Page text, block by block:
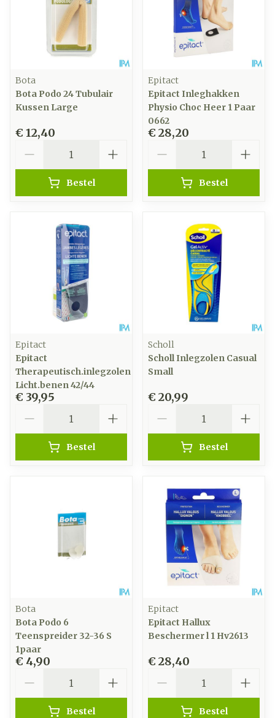
Bota
Bota Podo 24 Tubulair
Kussen Large
€ 12,40
Bestel
Epitact
Epitact Inleghakken
Physio Choc Heer 1 Paar
0662
€ 28,20
Bestel
Epitact
Epitact
Therapeutisch.inlegzolen
Licht.benen 42/44
€ 39,95
Bestel
Scholl
Scholl Inlegzolen Casual
Small
€ 20,99
Bestel
Bota
Bota Podo 6
Teenspreider 32-36 S
1paar
€ 4,90
Bestel
Epitact
Epitact Hallux
Beschermer l 1 Hv2613
€ 28,40
Bestel